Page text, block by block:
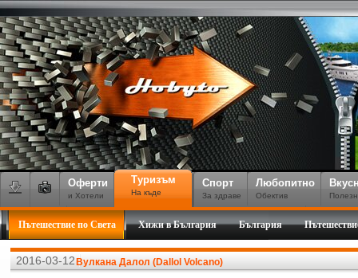
Оферти
и Хотели
Туризъм
На къде
Спорт
За здраве
Любопитно
Обектив
Пътешествие по Света Хижи в България България
2016-03-12 Вулкана Далол (Dallol Volcano)